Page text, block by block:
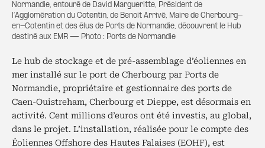
Normandie, entouré de David Margueritte, Président de
l’Agglomération du Cotentin, de Benoit Arrivé, Maire de Cherbourg-
en-Cotentin et des élus de Ports de Normandie, découvrent le Hub
destiné aux EMR — Photo : Ports de Normandie
Le hub de stockage et de pré-assemblage d’éoliennes en
mer installé sur le port de Cherbourg par Ports de
Normandie, propriétaire et gestionnaire des ports de
Caen-Ouistreham, Cherbourg et Dieppe, est désormais en
activité. Cent millions d’euros ont été investis, au global,
dans le projet. L’installation, réalisée pour le compte des
Éoliennes Offshore des Hautes Falaises (EOHF), est